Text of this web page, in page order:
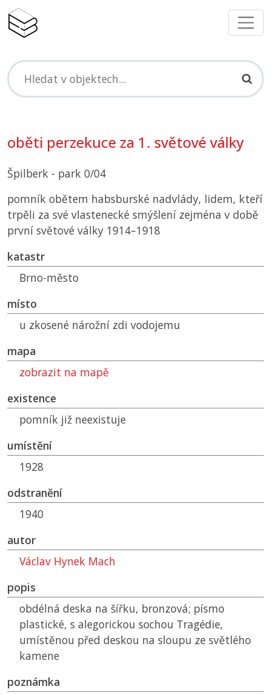
oběti perzekuce za 1. světové války
Špilberk - park 0/04
pomník obětem habsburské nadvlády, lidem, kteří
trpěli za své vlastenecké smýšlení zejména v době
první světové války 1914–1918
katastr
Brno-město
místo
u zkosené nárožní zdi vodojemu
mapa
zobrazit na mapě
existence
pomník již neexistuje
umístění
1928
odstranění
1940
autor
Václav Hynek Mach
popis
obdélná deska na šířku, bronzová; písmo
plastické, s alegorickou sochou Tragédie,
umístěnou před deskou na sloupu ze světlého
kamene
poznámka